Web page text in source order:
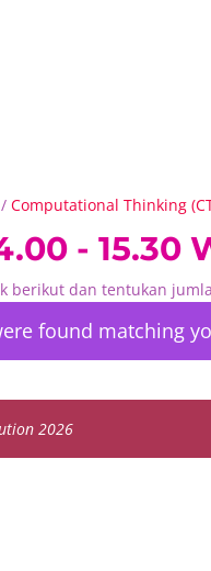
/Computational Thinking
- 15.30
berikut dan tentukan
found matching
2026